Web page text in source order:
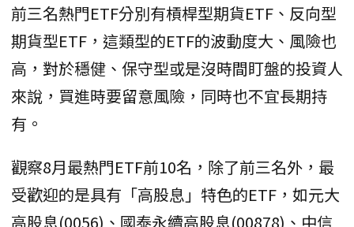
前三名熱門ETF分別有槓桿型期貨ETF、反向型
期貨型ETF，這類型的ETF的波動度大、風險也
高，對於穩健、保守型或是沒時間盯盤的投資人
來說，買進時要留意風險，同時也不宜長期持
有。
觀察8月最熱門ETF前10名，除了前三名外，最
受歡迎的是具有「高股息」特色的ETF，如元大
高股息(0056)、國泰永續高股息(00878)、中信